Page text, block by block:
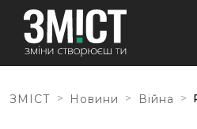
ЗМІСТ > Новини > Війна >